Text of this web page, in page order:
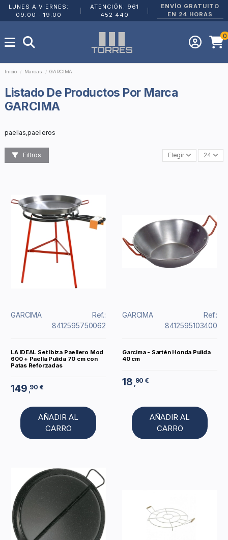
LUNES A VIERNES:
09:00 - 19:00
ATENCIÓN: 961
452 440
ENVÍO GRATUITO
EN 24 HORAS
0
Inicio Marcas GARCIMA
Listado De Productos Por Marca
GARCIMA
paellas,paelleros
Filtros Elegir 24
GARCIMA
Ref.:
8412595750062
LA IDEAL Set Ibiza Paellero Mod
600 + Paella Pulida 70 cm con
Patas Reforzadas
149 ,90 €
AÑADIR AL
CARRO
GARCIMA
Ref.:
8412595103400
Garcima - Sartén Honda Pulida
40 cm
18 90 €
AÑADIR AL
CARRO